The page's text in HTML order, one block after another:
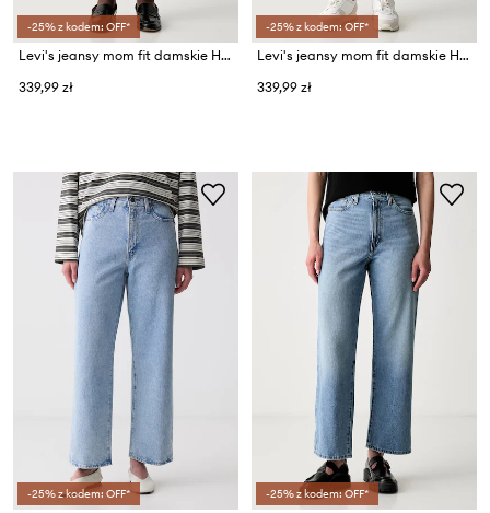
-25% z kodem: OFF*
Levi's jeansy mom fit damskie HIGH WAISTED MOM JEAN
339,99 zł
-25% z kodem: OFF*
Levi's jeansy mom fit damskie HIGH WAISTED MOM JEAN
339,99 zł
-25% z kodem: OFF* -25% z kodem: OFF*